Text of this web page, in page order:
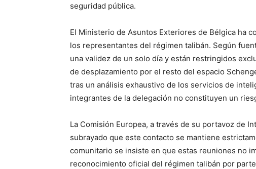
seguridad pública.
El Ministerio de Asuntos Exteriores de Bélgica ha
los representantes del régimen talibán. Según
una validez de un solo día y están restringidos
de desplazamiento por el resto del espacio
tras un análisis exhaustivo de los servicios de
integrantes de la delegación no constituyen un
La Comisión Europea, a través de su portavoz de
subrayado que este contacto se mantiene
comunitario se insiste en que estas reuniones no
reconocimiento oficial del régimen talibán por